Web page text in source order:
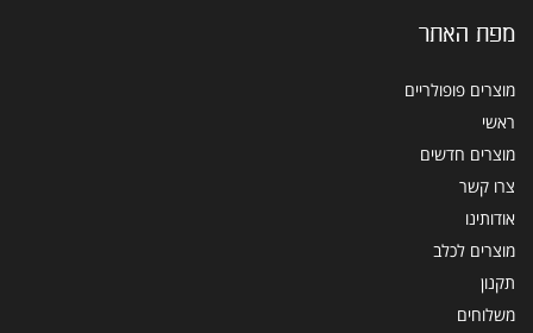
מפת האתר
מוצרים פופולריים
ראשי
מוצרים חדשים
צרו קשר
אודותינו
מוצרים לכלב
תקנון
משלוחים